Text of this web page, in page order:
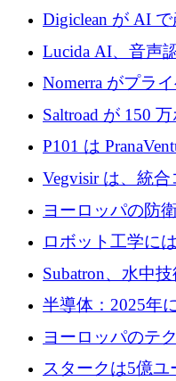
ンペーンを自動
720 万ドルを調達
Digiclean が AI
めに 250 万ユー
Lucida AI、音声
ドラウンドを終了
Nomerra がプラ
動化するために
Saltroad が 150
フォーム Ogma
法を拡大
P101 は
のファンドによ
Vegvisir は、統
を通じて関連す
めの資金を調達し
ヨーロッパの防
ムとなったハッカ
ロボット工学に
Macrodata Labs
Subatron、水中
の 1 つに取り組
確保
半導体：2025年
10社
ヨーロッパのテ
ユーロの取引と
スタークは5億ユ